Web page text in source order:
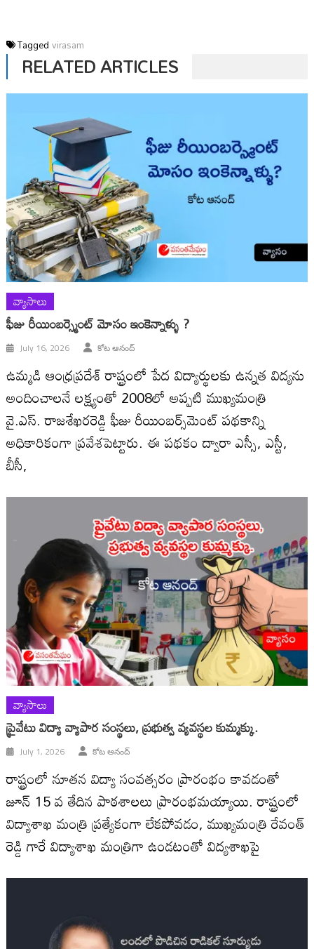
Taggedvirasam
RELATED ARTICLES
వ్యాసాలు
ఫీజు రీయింబర్స్మెంట్ మోసం ఇంకెన్నాళ్ళు ?
July 16, 2026 కోట ఆనంద్
ఉమ్మడి ఆంధ్రప్రదేశ్ రాష్ట్రంలో పేద విద్యార్థులకు ఉన్నత విద్యను
అందించాలనే లక్ష్యంతో 2008లో అప్పటి ముఖ్యమంత్రి
వై.ఎస్. రాజశేఖరరెడ్డి ఫీజు రీయింబర్స్‌మెంట్ పథకాన్ని
అధికారికంగా ప్రవేశపెట్టారు. ఈ పథకం ద్వారా ఎస్సీ, ఎస్టీ,
బీసీ,
వ్యాసాలు
ప్రైవేటు విద్యా వ్యాపార సంస్థలు, ప్రభుత్వ వ్యవస్థల కుమ్మక్కు.
July 1, 2026 కోట ఆనంద్
రాష్ట్రంలో నూతన విద్యా సంవత్సరం ప్రారంభం కావడంతో
జూన్ 15 వ తేదిన పాఠశాలలు ప్రారంభమయ్యాయి. రాష్ట్రంలో
విద్యాశాఖ మంత్రి ప్రత్యేకంగా లేకపోవడం, ముఖ్యమంత్రి రేవంత్
రెడ్డి గారే విద్యాశాఖ మంత్రిగా ఉండటంతో విద్యశాఖపై